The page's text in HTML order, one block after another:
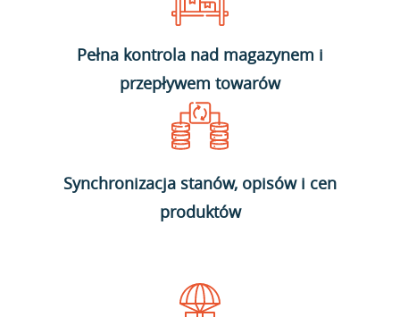
Pełna kontrola nad magazynem i
przepływem towarów
Synchronizacja stanów, opisów i cen
produktów